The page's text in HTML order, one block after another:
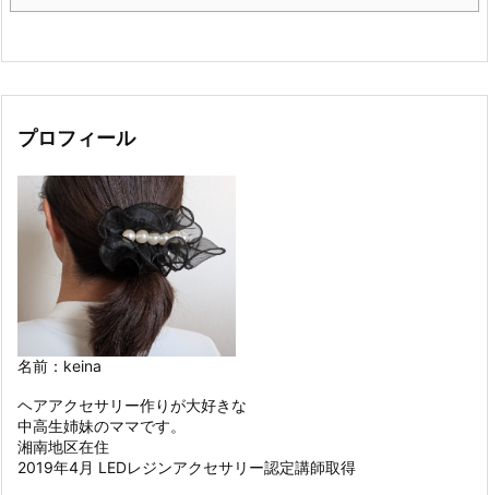
プロフィール
名前：keina
ヘアアクセサリー作りが大好きな
中高生姉妹のママです。
湘南地区在住
2019年4月 LEDレジンアクセサリー認定講師取得